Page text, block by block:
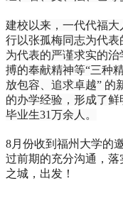
建校以来，一代代福大
行以张孤梅同志为代
为代表的严谨求实的
搏的奉献精神等“三种
放包容、追求卓越” 的
的办学经验，形成了
毕业生31万余人。
8月份收到福州大学的
过前期的充分沟通，
之城，出发！